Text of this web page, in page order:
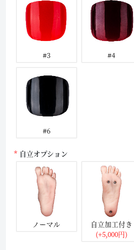
#3 #4
#6
自立オプション
ノーマル
自立加工付き
(+5,000円)